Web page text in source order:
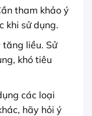
tham khảo ý
khi sử dụng.
liều. Sử
khó tiêu
các loại
hãy hỏi ý